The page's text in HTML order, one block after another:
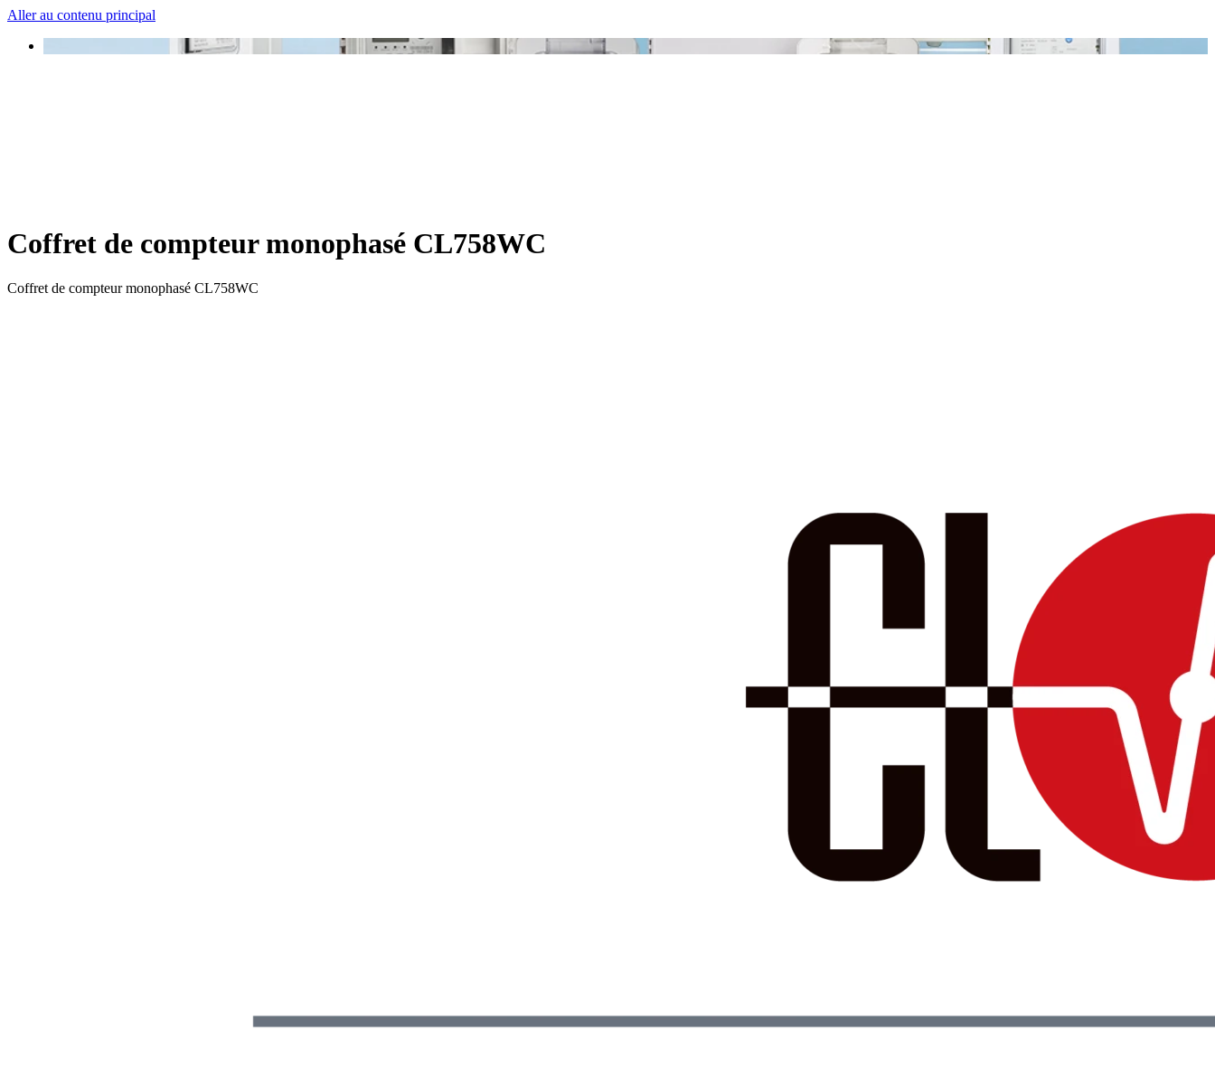
Aller au contenu principal
Coffret de compteur monophasé CL758WC
Coffret de compteur monophasé CL758WC